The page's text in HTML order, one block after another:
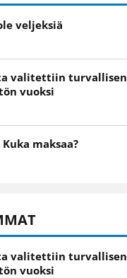
veljeksiä
valitettiin turvallisen
vuoksi
maksaa?
valitettiin turvallisen
vuoksi